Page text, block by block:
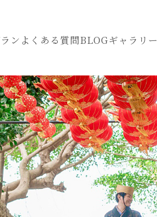
ン よくある質問BLOGギャラリー